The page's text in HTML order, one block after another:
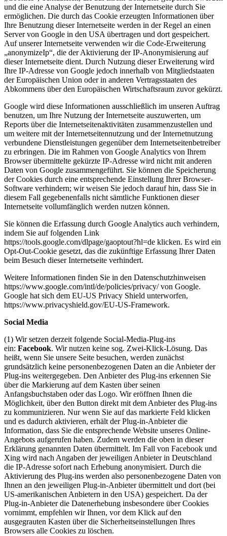
und die eine Analyse der Benutzung der Internetseite durch Sie
ermöglichen. Die durch das Cookie erzeugten Informationen über
Ihre Benutzung dieser Internetseite werden in der Regel an einen
Server von Google in den USA übertragen und dort gespeichert.
Auf unserer Internetseite verwenden wir die Code-Erweiterung
„anonymizeIp“, die der Aktivierung der IP-Anonymisierung auf
dieser Internetseite dient. Durch Nutzung dieser Erweiterung wird
Ihre IP-Adresse von Google jedoch innerhalb von Mitgliedstaaten
der Europäischen Union oder in anderen Vertragsstaaten des
Abkommens über den Europäischen Wirtschaftsraum zuvor gekürzt.
Google wird diese Informationen ausschließlich im unseren Auftrag
benutzen, um Ihre Nutzung der Internetseite auszuwerten, um
Reports über die Internetseitenaktivitäten zusammenzustellen und
um weitere mit der Internetseitennutzung und der Internetnutzung
verbundene Dienstleistungen gegenüber dem Internetseitenbetreiber
zu erbringen. Die im Rahmen von Google Analytics von Ihrem
Browser übermittelte gekürzte IP-Adresse wird nicht mit anderen
Daten von Google zusammengeführt. Sie können die Speicherung
der Cookies durch eine entsprechende Einstellung Ihrer Browser-
Software verhindern; wir weisen Sie jedoch darauf hin, dass Sie in
diesem Fall gegebenenfalls nicht sämtliche Funktionen dieser
Internetseite vollumfänglich werden nutzen können.
Sie können die Erfassung durch Google Analytics auch verhindern,
indem Sie auf folgenden Link
https://tools.google.com/dlpage/gaoptout?hl=de klicken. Es wird ein
Opt-Out-Cookie gesetzt, das die zukünftige Erfassung Ihrer Daten
beim Besuch dieser Internetseite verhindert.
Weitere Informationen finden Sie in den Datenschutzhinweisen
https://www.google.com/intl/de/policies/privacy/ von Google.
Google hat sich dem EU-US Privacy Shield unterworfen,
https://www.privacyshield.gov/EU-US-Framework.
Social Media
(1) Wir setzen derzeit folgende Social-Media-Plug-ins
ein: Facebook. Wir nutzen keine sog. Zwei-Klick-Lösung. Das
heißt, wenn Sie unsere Seite besuchen, werden zunächst
grundsätzlich keine personenbezogenen Daten an die Anbieter der
Plug-ins weitergegeben. Den Anbieter des Plug-ins erkennen Sie
über die Markierung auf dem Kasten über seinen
Anfangsbuchstaben oder das Logo. Wir eröffnen Ihnen die
Möglichkeit, über den Button direkt mit dem Anbieter des Plug-ins
zu kommunizieren. Nur wenn Sie auf das markierte Feld klicken
und es dadurch aktivieren, erhält der Plug-in-Anbieter die
Information, dass Sie die entsprechende Website unseres Online-
Angebots aufgerufen haben. Zudem werden die oben in dieser
Erklärung genannten Daten übermittelt. Im Fall von Facebook und
Xing wird nach Angaben der jeweiligen Anbieter in Deutschland
die IP-Adresse sofort nach Erhebung anonymisiert. Durch die
Aktivierung des Plug-ins werden also personenbezogene Daten von
Ihnen an den jeweiligen Plug-in-Anbieter übermittelt und dort (bei
US-amerikanischen Anbietern in den USA) gespeichert. Da der
Plug-in-Anbieter die Datenerhebung insbesondere über Cookies
vornimmt, empfehlen wir Ihnen, vor dem Klick auf den
ausgegrauten Kasten über die Sicherheitseinstellungen Ihres
Browsers alle Cookies zu löschen.